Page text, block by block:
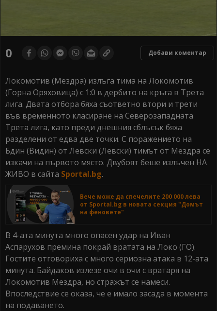
of0 Добави коментар
Локомотив (Мездра) излъга тима на Локомотив
(Горна Оряховица) с 1:0 в дербито на кръга в Трета
лига. Двата отбора бяха съответно втори и трети
във временното класиране на Северозападната
Трета лига, като преди днешния сблъсък бяха
разделени от едва две точки. С поражението на
Бдин (Видин) от Левски (Левски) тимът от Мездра се
изкачи на първото място. Двубоят беше излъчен НА
ЖИВО в сайта Sportal.bg.
Вече може да спечелите 200 000 лева
от Sportal.bg в новата секция "Домът
на феновете"
В 4-ата минута много опасен удар на Иван
Аспарухов премина покрай вратата на Локо (ГО).
Гостите отговориха с много сериозна атака в 12-ата
минута. Байдаков излезе очи в очи с вратаря на
Локомотив Мездра, но стражът се намеси.
Впоследствие се оказа, че е имало засада в момента
на подаването.